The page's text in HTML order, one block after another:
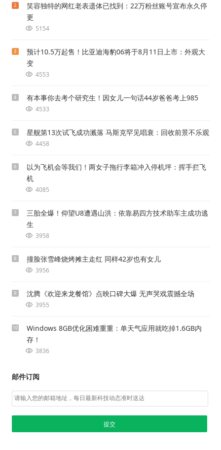
2
笑容独特的网红老表遗体已找到：22万粉丝账号宣布永久停
更
5154
3
预计10.5万起售！比亚迪海豹06将于8月11日上市：外观大
变
4553
4 有本事你去考个研究生！因女儿一句话44岁爸爸考上985
4533
5 星舰第13次试飞成功溅落 马斯克罕见唱衰：回收前景不乐观
4458
6
以为飞机会等我们！两女子拖行李箱冲入停机坪：挥手拦飞
机
4085
7
三胎全爆！仰望U8遭遇山洪：依靠易四方技术助车主成功逃
生
3958
8 撞脸张雪峰烧烤摊主走红 同样42岁也有女儿
3956
9 沈腾《欢迎来龙餐馆》点映口碑大爆 无声哭戏震撼全场
3955
10
Windows 8GB优化困难重重：单天气应用就吃掉1.6GB内
存！
3836
邮件订阅